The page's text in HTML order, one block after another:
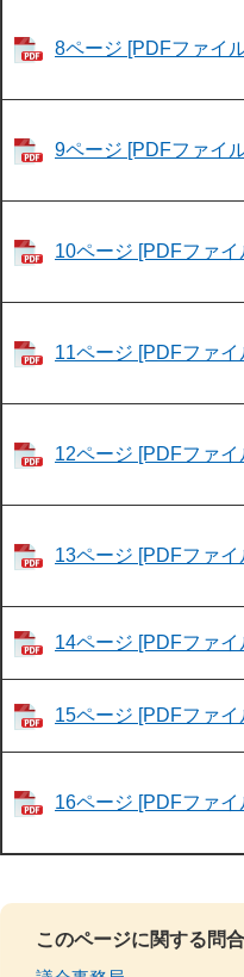
8ページ [PDFファイ
9ページ [PDFファイ
10ページ [PDFファイ
11ページ [PDFファイ
12ページ [PDFファイ
13ページ [PDFファイ
14ページ [PDFファイ
15ページ [PDFファイ
16ページ [PDFファイ
このページに関する問